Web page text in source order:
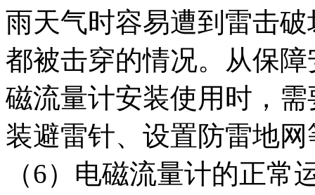
雨天气时容易遭到雷击
都被击穿的情况。从保
磁流量计安装使用时，
装避雷针、设置防雷地网
（6）电磁流量计的正